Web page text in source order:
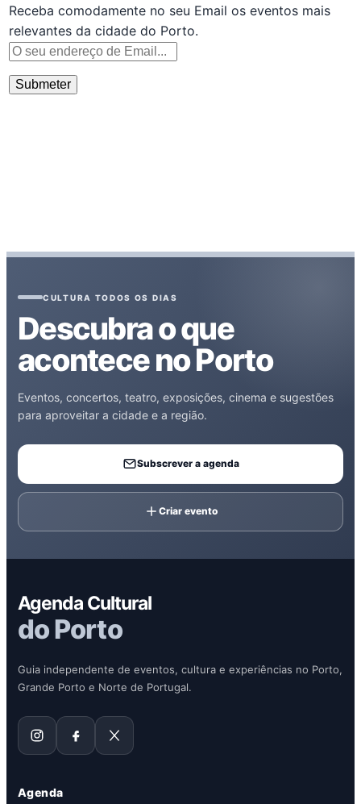
Receba comodamente no seu Email os eventos mais
relevantes da cidade do Porto.
CULTURA TODOS OS DIAS
Descubra o que
acontece no Porto
Eventos, concertos, teatro, exposições, cinema e sugestões
para aproveitar a cidade e a região.
Subscrever a agenda
Criar evento
Agenda Cultural
do Porto
Guia independente de eventos, cultura e experiências no Porto,
Grande Porto e Norte de Portugal.
Agenda